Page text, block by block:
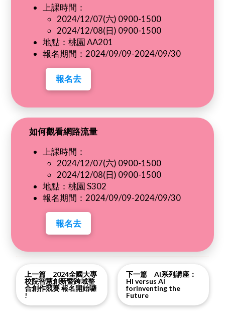
上課時間：
2024/12/07(六) 0900-1500
2024/12/08(日) 0900-1500
地點：桃園 AA201
報名期間：2024/09/09-2024/09/30
報名去
如何觀看網路流量
上課時間：
2024/12/07(六) 0900-1500
2024/12/08(日) 0900-1500
地點：桃園 S302
報名期間：2024/09/09-2024/09/30
報名去
上一篇 2024全國大專
校院智慧創新暨跨域整
合創作競賽 報名開始囉
!
下一篇 AI系列講座：
HI versus AI
forInventing the
Future